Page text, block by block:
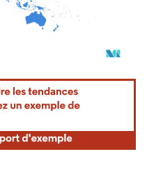
nécessite une attribution sous CC BY